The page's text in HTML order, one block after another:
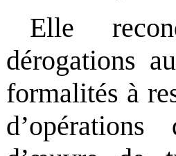
Elle
dérogations
formalités à